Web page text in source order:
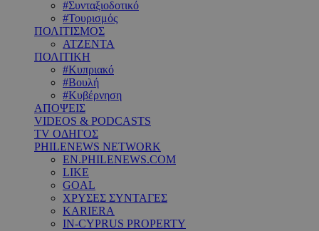
#Συνταξιοδοτικό
#Τουρισμός
ΠΟΛΙΤΙΣΜΟΣ
ΑΤΖΕΝΤΑ
ΠΟΛΙΤΙΚΗ
#Κυπριακό
#Βουλή
#Κυβέρνηση
ΑΠΟΨΕΙΣ
VIDEOS & PODCASTS
TV ΟΔΗΓΟΣ
PHILENEWS NETWORK
EN.PHILENEWS.COM
LIKE
GOAL
ΧΡΥΣΕΣ ΣΥΝΤΑΓΕΣ
KARIERA
IN-CYPRUS PROPERTY